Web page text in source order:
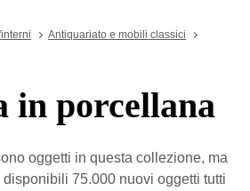
Antiquariato e mobili classici
in porcellana
oggetti in questa collezione, ma
75.000 nuovi oggetti tutti